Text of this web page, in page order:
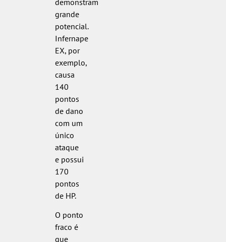
demonstram
grande
potencial.
Infernape
EX, por
exemplo,
causa
140
pontos
de dano
com um
único
ataque
e possui
170
pontos
de HP.
O ponto
fraco é
que